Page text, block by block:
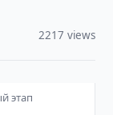
2217 views
этап